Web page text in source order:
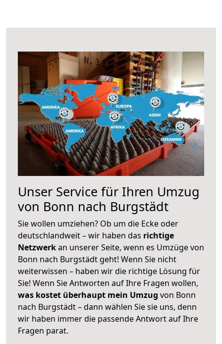
Unser Service für Ihren Umzug
von Bonn nach Burgstädt
Sie wollen umziehen? Ob um die Ecke oder
deutschlandweit – wir haben das richtige
Netzwerkan unserer Seite, wenn es Umzüge von
Bonn nach Burgstädt geht! Wenn Sie nicht
weiterwissen – haben wir die richtige Lösung für
Sie! Wenn Sie Antworten auf Ihre Fragen wollen,
was kostet überhaupt mein Umzug von Bonn
nach Burgstädt – dann wählen Sie sie uns, denn
wir haben immer die passende Antwort auf Ihre
Fragen parat.